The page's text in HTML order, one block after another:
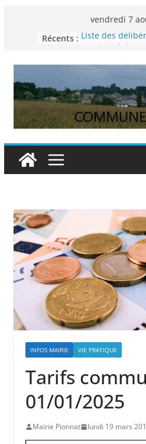
vendredi 7
Récents : Liste des
Permanence
Voyager en
Enquête INSEE
Liste des
municipal en
INFOS MAIRIE VIE PRATIQUE
Tarifs
01/01/2025
Mairie Pionnat lundi 19 mars